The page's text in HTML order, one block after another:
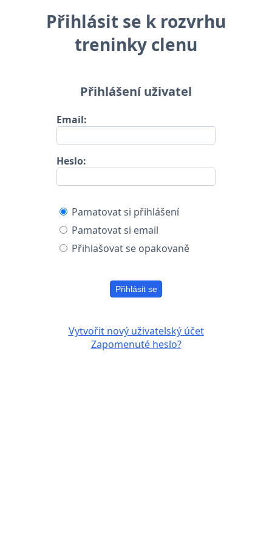
Přihlásit se k rozvrhu
treninky clenu
Přihlášení uživatel
Email:
Heslo:
Pamatovat si přihlášení
Pamatovat si email
Přihlašovat se opakovaně
Přihlásit se
Vytvořit nový uživatelský účet
Zapomenuté heslo?